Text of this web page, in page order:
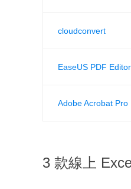
cloudconvert
EaseUS PDF Editor
Adobe Acrobat Pro
3 款線上